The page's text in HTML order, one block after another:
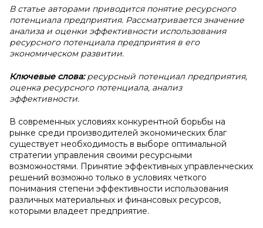
В статье авторами приводится понятие ресурсного
потенциала предприятия. Рассматривается значение
анализа и оценки эффективности использования
ресурсного потенциала предприятия в его
экономическом развитии.
Ключевые слова:ресурсный потенциал предприятия,
оценка ресурсного потенциала, анализ
эффективности.
В современных условиях конкурентной борьбы на
рынке среди производителей экономических благ
существует необходимость в выборе оптимальной
стратегии управления своими ресурсными
возможностями. Принятие эффективных управленческих
решений возможно только в условиях четкого
понимания степени эффективности использования
различных материальных и финансовых ресурсов,
которыми владеет предприятие.